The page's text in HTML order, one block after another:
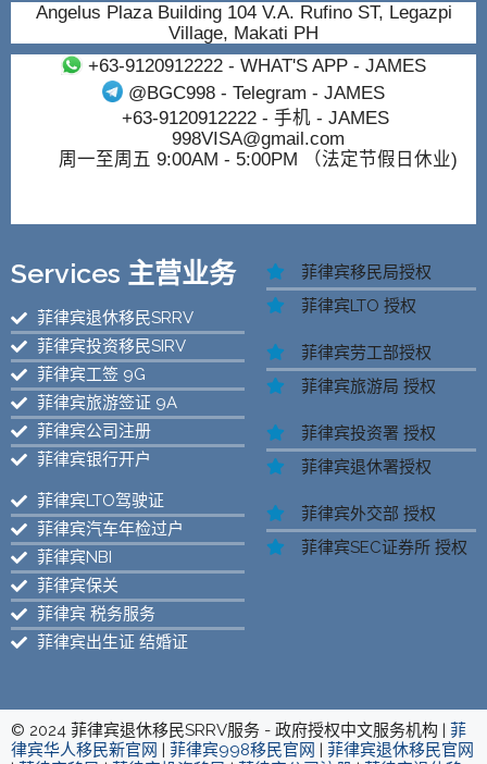
Angelus Plaza Building 104 V.A. Rufino ST, Legazpi
Village, Makati PH
+63-9120912222- WHAT'S APP - JAMES
@BGC998 - Telegram - JAMES
+63-9120912222- 手机 - JAMES
998VISA@gmail.com
周一至周五 9:00AM - 5:00PM （法定节假日休业)
Services 主营业务
菲律宾退休移民SRRV
菲律宾投资移民SIRV
菲律宾工签 9G
菲律宾旅游签证 9A
菲律宾公司注册
菲律宾银行开户
菲律宾LTO驾驶证
菲律宾汽车年检过户
菲律宾NBI
菲律宾保关
菲律宾 税务服务
菲律宾出生证 结婚证
菲律宾移民局授权
菲律宾LTO 授权
菲律宾劳工部授权
菲律宾旅游局 授权
菲律宾投资署 授权
菲律宾退休署授权
菲律宾外交部 授权
菲律宾SEC证券所 授权
© 2024 菲律宾退休移民SRRV服务 - 政府授权中文服务机构 | 菲
律宾华人移民新官网 | 菲律宾998移民官网 | 菲律宾退休移民官网